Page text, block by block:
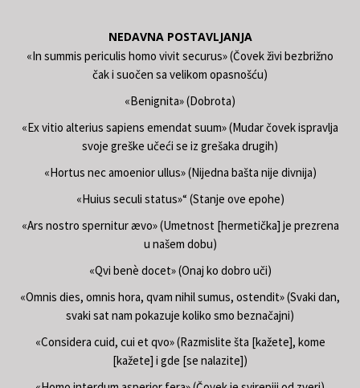
NEDAVNA POSTAVLJANJA
«In summis periculis homo vivit securus» (Čovek živi bezbrižno
čak i suočen sa velikom opasnošću)
«Benignita» (Dobrota)
«Ex vitio alterius sapiens emendat suum» (Mudar čovek ispravlja
svoje greške učeći se iz grešaka drugih)
«Hortus nec amoenior ullus» (Nijedna bašta nije divnija)
«Huius seculi status»“ (Stanje ove epohe)
«Ars nostro spernitur ævo» (Umetnost [hermetička] je prezrena
u našem dobu)
«Qvi benè docet» (Onaj ko dobro uči)
«Omnis dies, omnis hora, qvam nihil sumus, ostendit» (Svaki dan,
svaki sat nam pokazuje koliko smo beznačajni)
«Considera cuid, cui et qvo» (Razmislite šta [kažete], kome
[kažete] i gde [se nalazite])